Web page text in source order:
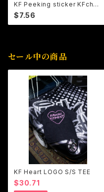
KF Peeking sticker KFchan
ver.30
$7.56
セール中の商品
KF Heart LOGO S/S TEE
$30.71